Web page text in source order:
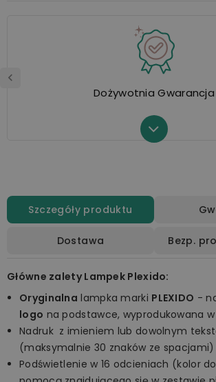
Dożywotnia Gwarancja
Szczegóły produktu
Dostawa Bezp.
Główne zalety Lampek Plexido:
Oryginalna lampka marki PLEXIDO -
logo na podstawce, wyprodukowana w
Nadruk z imieniem lub dowolnym
(maksymalnie 30 znaków ze spacjami)
Podświetlenie w 16 odcieniach (kolor